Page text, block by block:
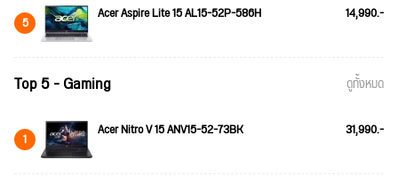
5 Acer Aspire Lite 15 AL15-52P-586H 14,990.-
Top 5 - Gaming ดูทั้งหมด
1 Acer Nitro V 15 ANV15-52-73BK 31,990.-